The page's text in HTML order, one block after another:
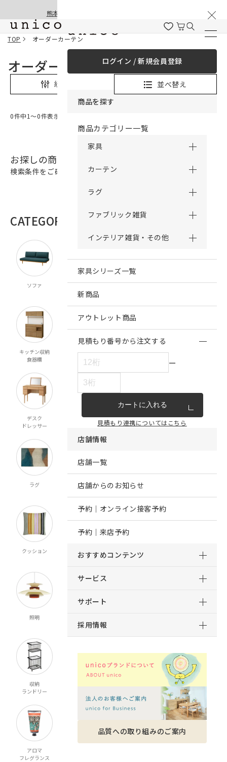
熊本地震の影響による配送遅延と停止について
ログイン / 新規会員登録
商品を探す
商品カテゴリー一覧
家具
カーテン
ラグ
ファブリック雑貨
インテリア雑貨・その他
家具シリーズ一覧
新商品
アウトレット商品
見積もり番号から注文する
ー
カートに入れる
見積もり連携についてはこちら
店舗情報
店舗一覧
店舗からのお知らせ
予約｜オンライン接客予約
予約｜来店予約
おすすめコンテンツ
サービス
サポート
採用情報
品質への取り組みのご案内
TOP オーダーカーテン
オーダーカーテン
絞り込み 並べ替え
0件中1〜0件表示
お探しの商品は見つかりませんでした。
検索条件をご確認の上、再検索をお願いいたします。
CATEGORY
ソファ
チェア・ベンチ
スツール
テーブル ダイニング
キッチン収納
食器棚
リビング収納 テレビボード
デスク
ドレッサー
ミラー ペット対応 こたつ
ラグ
オーダー
既製カーテン
クッション
ブランケット
スロー
マット ルームシューズ
照明
収納
ランドリー
ファッション雑貨
アロマ
フレグランス